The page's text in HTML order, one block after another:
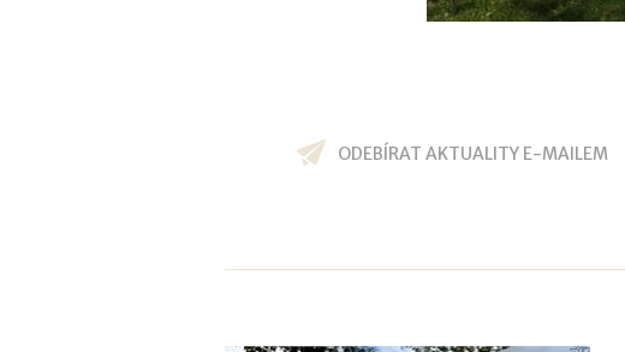
ODEBÍRAT AKTUALITY E-MAILEM